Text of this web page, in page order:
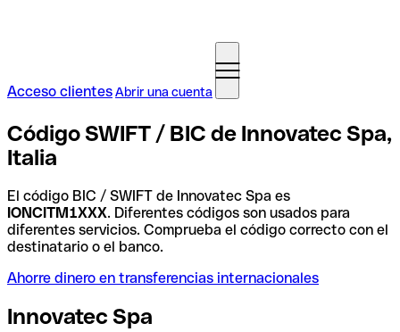
Acceso clientesAbrir una cuenta
Código SWIFT / BIC de Innovatec Spa,
Italia
El código BIC / SWIFT de Innovatec Spa es
IONCITM1XXX. Diferentes códigos son usados para
diferentes servicios. Comprueba el código correcto con el
destinatario o el banco.
Ahorre dinero en transferencias internacionales
Innovatec Spa